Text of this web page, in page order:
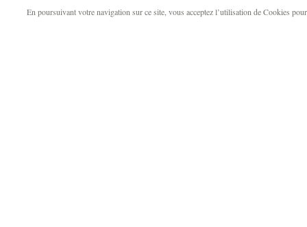
En poursuivant votre navigation sur ce site, vous acceptez l’utilisation de Cookies